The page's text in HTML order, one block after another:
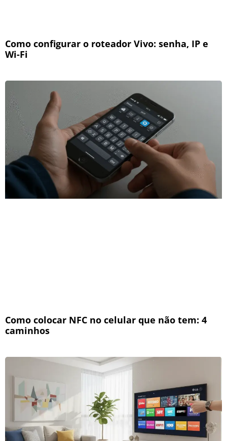
Como configurar o roteador Vivo: senha, IP e
Wi-Fi
Como colocar NFC no celular que não tem: 4
caminhos